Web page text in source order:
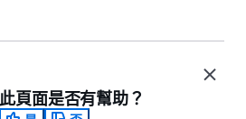
此頁面是否有幫助？